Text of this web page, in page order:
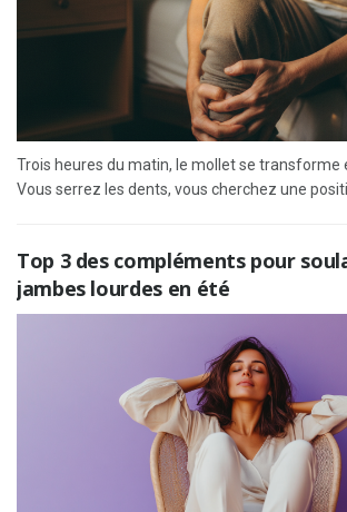
Trois heures du matin, le mollet se transforme
Vous serrez les dents, vous cherchez une
Top 3 des compléments pour
jambes lourdes en été